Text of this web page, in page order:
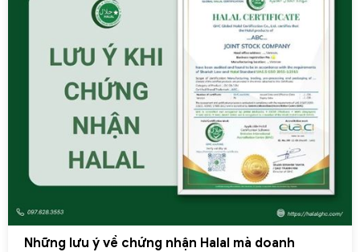
Những lưu ý về chứng nhận Halal mà doanh